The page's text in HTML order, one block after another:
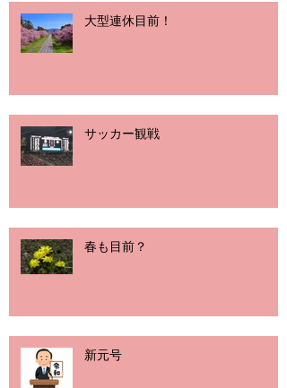
大型連休目前！
サッカー観戦
春も目前？
新元号